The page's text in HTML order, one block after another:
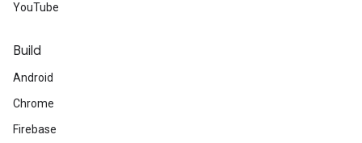
YouTube
Build
Android
Chrome
Firebase